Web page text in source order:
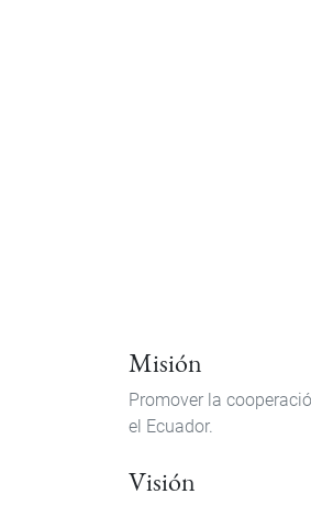
Misión
Promover la
el Ecuador.
Visión